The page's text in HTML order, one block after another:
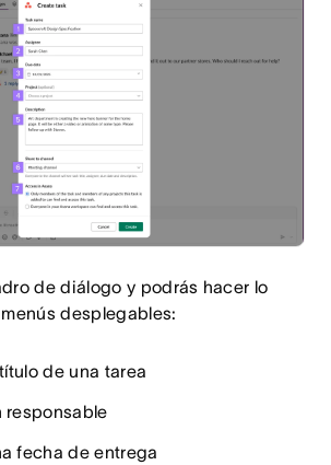
de diálogo y podrás hacer lo
desplegables:
de una tarea
responsable
fecha de entrega